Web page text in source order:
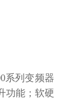
系列变频器
功能；软硬